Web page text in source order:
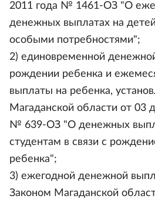
2011 года № 1461-ОЗ "О
денежных выплатах на
особыми потребностями";
2) единовременной
рождении ребенка и
выплаты на ребенка,
Магаданской области от 03
№ 639-ОЗ "О денежных
студентам в связи с
ребенка";
3) ежегодной денежной
Законом Магаданской